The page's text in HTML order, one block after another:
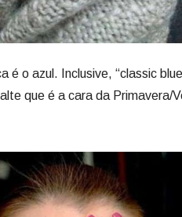
o azul. Inclusive, “classic
que é a cara da Primavera/